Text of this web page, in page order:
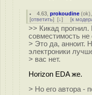
4.63 ,prokoudine (ok
[ответить] [↓] [к
>> Кикад прогнил.
совместимость не
> Это да, анноит.
электроники
> вас нет.
Horizon EDA же.
> Но его автора -